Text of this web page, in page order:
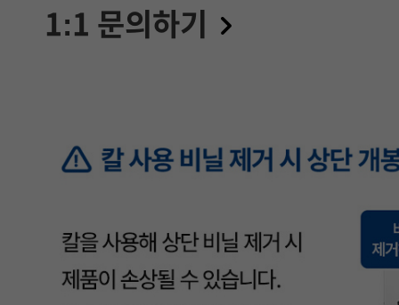
1:1 문의하기